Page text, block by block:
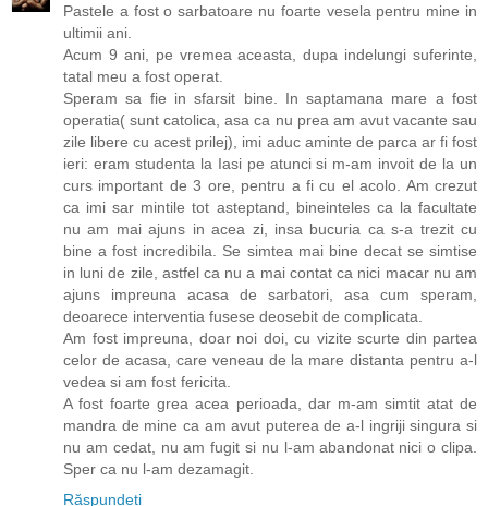
Pastele a fost o sarbatoare nu foarte vesela pentru mine in
ultimii ani.
Acum 9 ani, pe vremea aceasta, dupa indelungi suferinte,
tatal meu a fost operat.
Speram sa fie in sfarsit bine. In saptamana mare a fost
operatia( sunt catolica, asa ca nu prea am avut vacante sau
zile libere cu acest prilej), imi aduc aminte de parca ar fi fost
ieri: eram studenta la Iasi pe atunci si m-am invoit de la un
curs important de 3 ore, pentru a fi cu el acolo. Am crezut
ca imi sar mintile tot asteptand, bineinteles ca la facultate
nu am mai ajuns in acea zi, insa bucuria ca s-a trezit cu
bine a fost incredibila. Se simtea mai bine decat se simtise
in luni de zile, astfel ca nu a mai contat ca nici macar nu am
ajuns impreuna acasa de sarbatori, asa cum speram,
deoarece interventia fusese deosebit de complicata.
Am fost impreuna, doar noi doi, cu vizite scurte din partea
celor de acasa, care veneau de la mare distanta pentru a-l
vedea si am fost fericita.
A fost foarte grea acea perioada, dar m-am simtit atat de
mandra de mine ca am avut puterea de a-l ingriji singura si
nu am cedat, nu am fugit si nu l-am abandonat nici o clipa.
Sper ca nu l-am dezamagit.
Răspundeți